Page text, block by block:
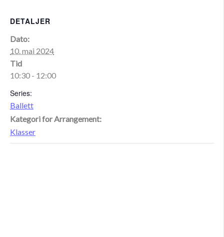
DETALJER
Dato:
10. mai 2024
Tid
10:30 - 12:00
Series:
Ballett
Kategori for Arrangement:
Klasser